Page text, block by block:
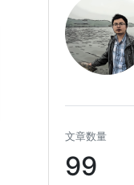
文章数量
99